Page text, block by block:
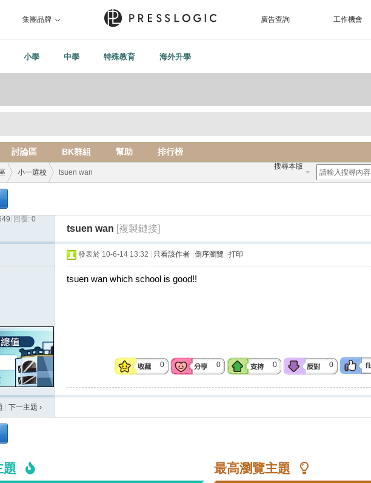
集團品牌 廣告查詢 工作機會
小學 中學 特殊教育 海外升學
討論區 BK群組 幫助 排行榜
搜尋本版
›
小一選校 tsuen wan
回覆: 0
tsuen wan [複製鏈接]
發表於 10-6-14 13:32 只看該作者 倒序瀏覽 打印
tsuen wan which school is good!!
0 0 0 0
下一主題 ›
題 最高瀏覽主題